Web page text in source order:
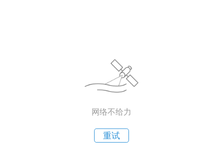
网络不给力
重试